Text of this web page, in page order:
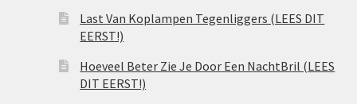
Last Van Koplampen Tegenliggers (LEES DIT
EERST!)
Hoeveel Beter Zie Je Door Een NachtBril (LEES
DIT EERST!)